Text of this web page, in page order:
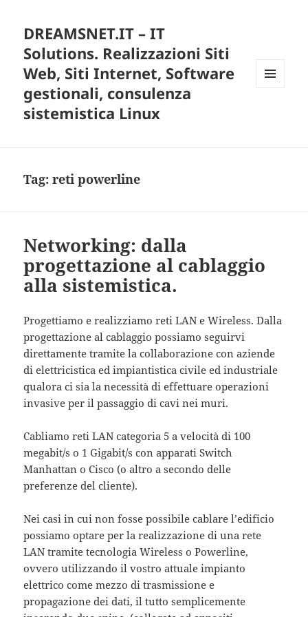
DREAMSNET.IT – IT
Solutions. Realizzazioni Siti
Web, Siti Internet, Software
gestionali, consulenza
sistemistica Linux
Tag:reti powerline
Networking: dalla
progettazione al cablaggio
alla sistemistica.
Progettiamo e realizziamo reti LAN e Wireless. Dalla
progettazione al cablaggio possiamo seguirvi
direttamente tramite la collaborazione con aziende
di elettricistica ed impiantistica civile ed industriale
qualora ci sia la necessità di effettuare operazioni
invasive per il passaggio di cavi nei muri.
Cabliamo reti LAN categoria 5 a velocità di 100
megabit/s o 1 Gigabit/s con apparati Switch
Manhattan o Cisco (o altro a secondo delle
preferenze del cliente).
Nei casi in cui non fosse possibile cablare l’edificio
possiamo optare per la realizzazione di una rete
LAN tramite tecnologia Wireless o Powerline,
ovvero utilizzando il vostro attuale impianto
elettrico come mezzo di trasmissione e
propagazione dei dati, il tutto semplicemente